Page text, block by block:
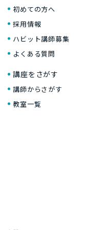
初めての方へ
採用情報
ハビット講師募集
よくある質問
講座をさがす
講師からさがす
教室一覧